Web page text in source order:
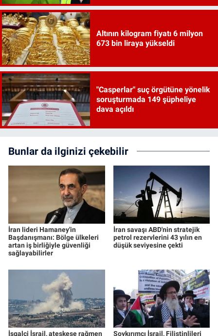
Altının kilogram fiyatı 6 milyon
673 bin liraya yükseldi
"Casperlar" suç örgütüne yönelik
soruşturmada 149 şüpheliye
dava açıldı
Bunlar da ilginizi çekebilir
İran lideri Hamaney'in
Başdanışmanı: Bölge ülkeleri
artan iş birliğiyle güvenliği
sağlayabilirler
İran savaşı ABD'nin stratejik
petrol rezervlerini 43 yılın en
düşük seviyesine çekti
İşgalci İsrail, ateşkese rağmen Soykırımcı İsrail, Filistinlileri